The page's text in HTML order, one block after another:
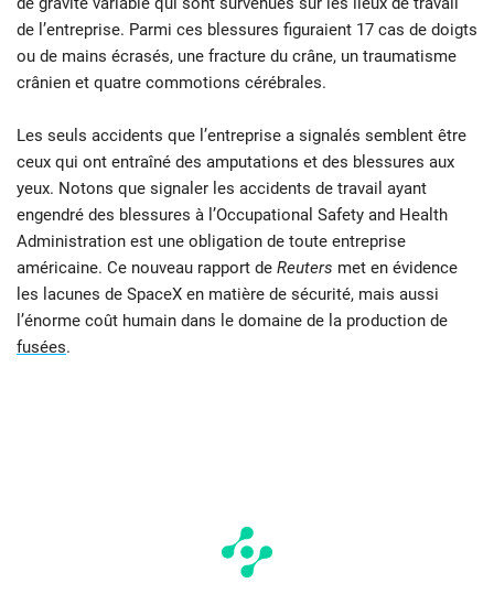
de l’entreprise. Parmi ces blessures figuraient 17 cas de doigts
ou de mains écrasés, une fracture du crâne, un traumatisme
crânien et quatre commotions cérébrales.
Les seuls accidents que l’entreprise a signalés semblent être
ceux qui ont entraîné des amputations et des blessures aux
yeux. Notons que signaler les accidents de travail ayant
engendré des blessures à l’Occupational Safety and Health
Administration est une obligation de toute entreprise
américaine. Ce nouveau rapport de Reuters met en évidence
les lacunes de SpaceX en matière de sécurité, mais aussi
l’énorme coût humain dans le domaine de la production de
fusées.